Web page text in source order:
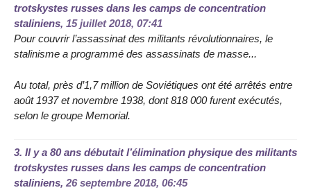
trotskystes russes dans les camps de concentration
staliniens, 15 juillet 2018, 07:41
Pour couvrir l’assassinat des militants révolutionnaires, le
stalinisme a programmé des assassinats de masse...
Au total, près d’1,7 million de Soviétiques ont été arrêtés entre
août 1937 et novembre 1938, dont 818 000 furent exécutés,
selon le groupe Memorial.
3. Il y a 80 ans débutait l’élimination physique des militants
trotskystes russes dans les camps de concentration
staliniens, 26 septembre 2018, 06:45